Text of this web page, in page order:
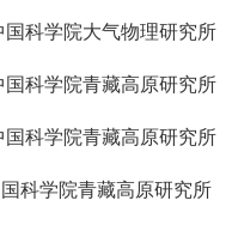
科学院大气物理研究所
国科学院青藏高原研究所
国科学院青藏高原研究所
科学院青藏高原研究所